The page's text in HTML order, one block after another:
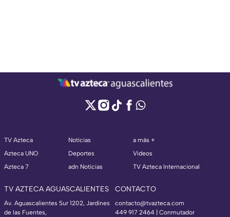
TV Azteca
Azteca UNO
Azteca 7
Noticias
Deportes
adn Noticias
a más +
Videos
TV Azteca Internacional
TV AZTECA AGUASCALIENTES
Av. Aguascalientes Sur 1202, Jardines
de las Fuentes,
CONTACTO
contacto@tvazteca.com
449 917 2464 | Conmutador